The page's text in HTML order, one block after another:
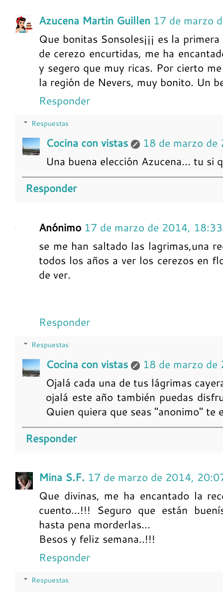
Azucena Martin Guillen 17 de marzo
Que bonitas Sonsoles¡¡¡ es la
de cerezo encurtidas, me ha
y segero que muy ricas. Por cierto
la región de Nevers, muy bonito. Un
Responder
Respuestas
Cocina con vistas
18 de marzo
Una buena elección Azucena... tu si
Responder
Anónimo 17 de marzo de 2014, 18:33
se me han saltado las lagrimas,una
todos los años a ver los cerezos en
de ver.
Responder
Respuestas
Cocina con vistas
18 de marzo
Ojalá cada una de tus lágrimas
ojalá este año también puedas
Quien quiera que seas "anonimo" te
Responder
Mina S.F. 17 de marzo de 2014,
Que divinas, me ha encantado la
cuento...!!! Seguro que están
hasta pena morderlas...
Besos y feliz semana..!!!
Responder
Respuestas